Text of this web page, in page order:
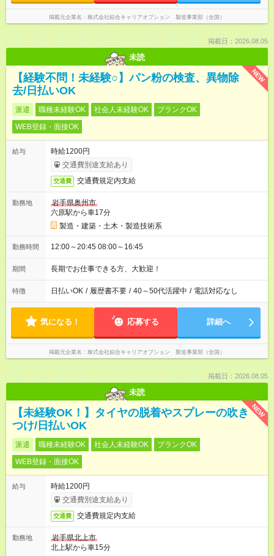
掲載元企業名 株式会社綜合キャリアオプション 製造事業部（全国）
掲載日：2026.08.05
未読
NEW
【経験不問！未経験○】パン粉の検査、異物除
去/日払いOK
派遣 職種未経験OK 社会人未経験OK
ブランクOK
WEB登録・面接OK
給与
時給1200円
交通費別途支給あり
交通費 交通費規定内支給
勤務地
岩手県奥州市
六原駅から車17分
製造・建築・土木・製造技術系
勤務時間 12:00～20:45 08:00～16:45
期間 長期でお仕事できる方、大歓迎！
特徴 日払いOK / 履歴書不要 / 40～50代活躍中 / 電話対応なし
気になる！ 応募する 詳細へ
掲載元企業名 株式会社綜合キャリアオプション 製造事業部（全国）
掲載日：2026.08.05
未読
NEW
【未経験OK！】タイヤの脱着やスプレーの吹き
つけ/日払いOK
派遣 職種未経験OK 社会人未経験OK
ブランクOK
WEB登録・面接OK
給与
時給1200円
交通費別途支給あり
交通費 交通費規定内支給
勤務地
岩手県北上市
北上駅から車15分